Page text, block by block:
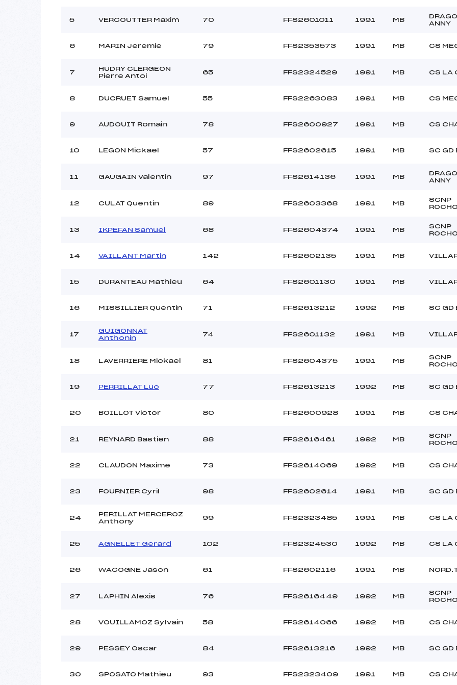
5 VERCOUTTER Maxim 70 FFS2601011 1991 MB
ANNY
6 MARIN Jeremie 79 FFS2353573 1991 MB CS
7
HUDRY CLERGEON
Pierre Antoi
65 FFS2324529 1991 MB CS LA
8 DUCRUET Samuel 55 FFS2263083 1991 MB CS
9 AUDOUIT Romain 78 FFS2600927 1991 MB CS
10 LEGON Mickael 57 FFS2602615 1991 MB SC GD
11 GAUGAIN Valentin 97 FFS2614136 1991 MB
ANNY
12 CULAT Quentin 89 FFS2603368 1991 MB
SCNP
13 IKPEFAN Samuel 68 FFS2604374 1991 MB
SCNP
14 VAILLANT Martin 142 FFS2602135 1991 MB
15 DURANTEAU Mathieu 64 FFS2601130 1991 MB
16 MISSILLIER Quentin 71 FFS2613212 1992 MB SC GD
17
GUIGONNAT
Anthonin
74 FFS2601132 1991 MB
18 LAVERRIERE Mickael 81 FFS2604375 1991 MB
SCNP
19 PERRILLAT Luc 77 FFS2613213 1992 MB SC GD
20 BOILLOT Victor 80 FFS2600928 1991 MB CS
21 REYNARD Bastien 88 FFS2616461 1992 MB
SCNP
22 CLAUDON Maxime 73 FFS2614069 1992 MB CS
23 FOURNIER Cyril 98 FFS2602614 1991 MB SC GD
24
PERILLAT MERCEROZ
Anthony
99 FFS2323485 1991 MB CS LA
25 AGNELLET Gerard 102 FFS2324530 1992 MB CS LA
26 WACOGNE Jason 61 FFS2602116 1991 MB
27 LAPHIN Alexis 76 FFS2616449 1992 MB
SCNP
28 VOUILLAMOZ Sylvain 58 FFS2614066 1992 MB CS
29 PESSEY Oscar 84 FFS2613216 1992 MB SC GD
30 SPOSATO Mathieu 93 FFS2323409 1991 MB CS